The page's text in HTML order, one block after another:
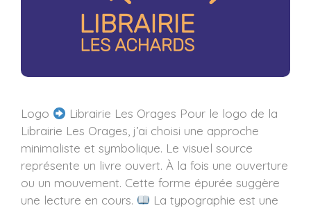
Logo
Librairie Les Orages Pour le logo de la
Librairie Les Orages, j’ai choisi une approche
minimaliste et symbolique. Le visuel source
représente un livre ouvert. À la fois une ouverture
ou un mouvement. Cette forme épurée suggère
une lecture en cours.
La typographie est une